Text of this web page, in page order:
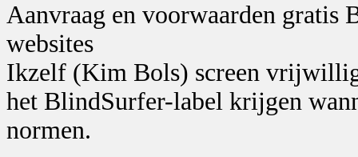
Aanvraag en voorwaarden
websites
Ikzelf (Kim Bols) screen
het BlindSurfer-label krijgen
normen.